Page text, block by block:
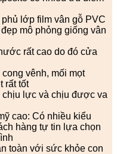
lớp film vân gỗ PVC
mô phỏng giống vân
rất cao do đó cửa
vênh, mối mọt
rất tốt
chịu lực và chịu được va
cao: Có nhiều kiểu
hàng tự tin lựa chọn
toàn với sức khỏe con